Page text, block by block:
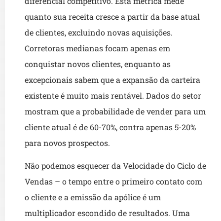
quanto sua receita cresce a partir da base atual
de clientes, excluindo novas aquisições.
Corretoras medianas focam apenas em
conquistar novos clientes, enquanto as
excepcionais sabem que a expansão da carteira
existente é muito mais rentável. Dados do setor
mostram que a probabilidade de vender para um
cliente atual é de 60-70%, contra apenas 5-20%
para novos prospectos.
Não podemos esquecer da Velocidade do Ciclo de
Vendas – o tempo entre o primeiro contato com
o cliente e a emissão da apólice é um
multiplicador escondido de resultados. Uma